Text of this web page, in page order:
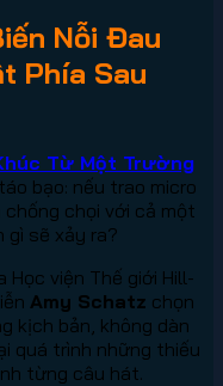
Nỗi Đau
Phía Sau
Từ Một Trường
bạo: nếu trao micro
chọi với cả một
gì sẽ xảy ra?
viện Thế giới Hill-
Amy Schatz chọn
kịch bản, không dàn
quá trình những thiếu
từng câu hát.